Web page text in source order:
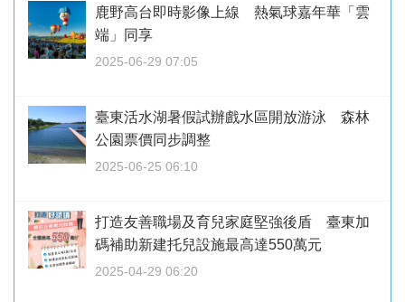
鹿野高台即時影像上線 熱氣球嘉年華「雲
端」同享
2025-06-29 07:05
臺東活水湖暑假試辦戲水區開放游泳 森林
公園票價同步調整
2025-06-25 06:10
打造友善職場及育兒家庭堅強後盾 臺東加
碼補助新建托兒設施最高達550萬元
2025-04-29 06:20